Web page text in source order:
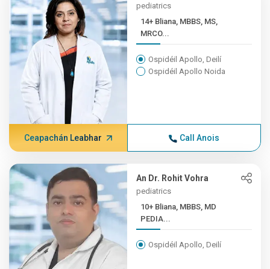
pediatrics
14+ Bliana, MBBS, MS,
MRCO...
Ospidéil Apollo, Deilí
Ospidéil Apollo Noida
Ceapachán Leabhar Call Anois
An Dr. Rohit Vohra
pediatrics
10+ Bliana, MBBS, MD
PEDIA...
Ospidéil Apollo, Deilí